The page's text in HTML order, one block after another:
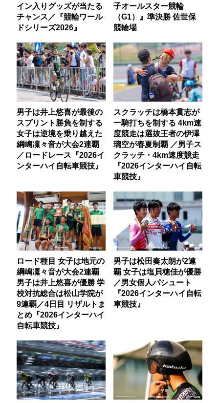
イン入りグッズが当たる
チャンス／『競輪ワール
ドシリーズ2026』
子オールスター競輪
（G1）』準決勝 佐世保
競輪場
男子は井上悠喜が最後の
スプリント勝負を制する
女子は逆境を乗り越えた
綱嶋凜々音が大会2連覇
／ロードレース『2026イ
ンターハイ自転車競技』
スクラッチは橋本貫志が
一騎打ちを制する 4km速
度競走は選抜王者の伊澤
璃空が春夏制覇 ／男子ス
クラッチ・4km速度競走
『2026インターハイ自転
車競技』
ロード種目 女子は地元の
綱嶋凜々音が大会2連覇
男子は井上悠喜が優勝 学
校対抗総合は松山学院が
9連覇／4日目 リザルトま
とめ『2026インターハイ
自転車競技』
男子は松田奏太朗が2連
覇 女子は塩貝穂佳が優勝
／男女個人パシュート
『2026インターハイ自転
車競技』